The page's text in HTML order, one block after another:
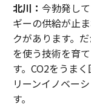
北川： 今勃発し
ギーの供給が止
クがあります。
を使う技術を育
す。CO2をうま
リーンイノベー
す。